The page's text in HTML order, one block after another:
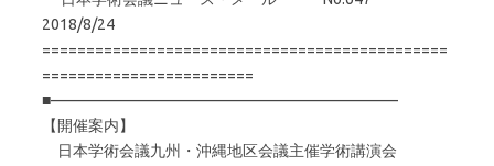
2018/8/24
==============================================
========================
■——————————————————————–
【開催案内】
日本学術会議九州・沖縄地区会議主催学術講演会